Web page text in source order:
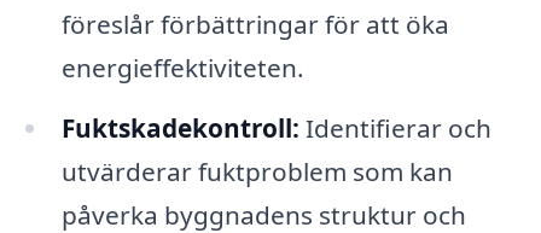
föreslår förbättringar för att öka
energieffektiviteten.
Fuktskadekontroll: Identifierar och
utvärderar fuktproblem som kan
påverka byggnadens struktur och